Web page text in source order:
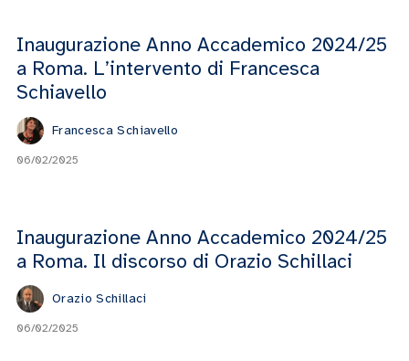
Inaugurazione Anno Accademico 2024/25
a Roma. L’intervento di Francesca
Schiavello
Francesca Schiavello
06/02/2025
Inaugurazione Anno Accademico 2024/25
a Roma. Il discorso di Orazio Schillaci
Orazio Schillaci
06/02/2025